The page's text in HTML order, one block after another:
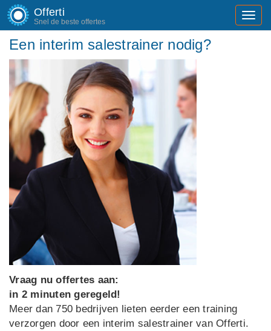
Offerti
Snel de beste offertes
Een interim salestrainer nodig?
Vraag nu offertes aan:
in 2 minuten geregeld!
Meer dan 750 bedrijven lieten eerder een training
verzorgen door een interim salestrainer van Offerti.